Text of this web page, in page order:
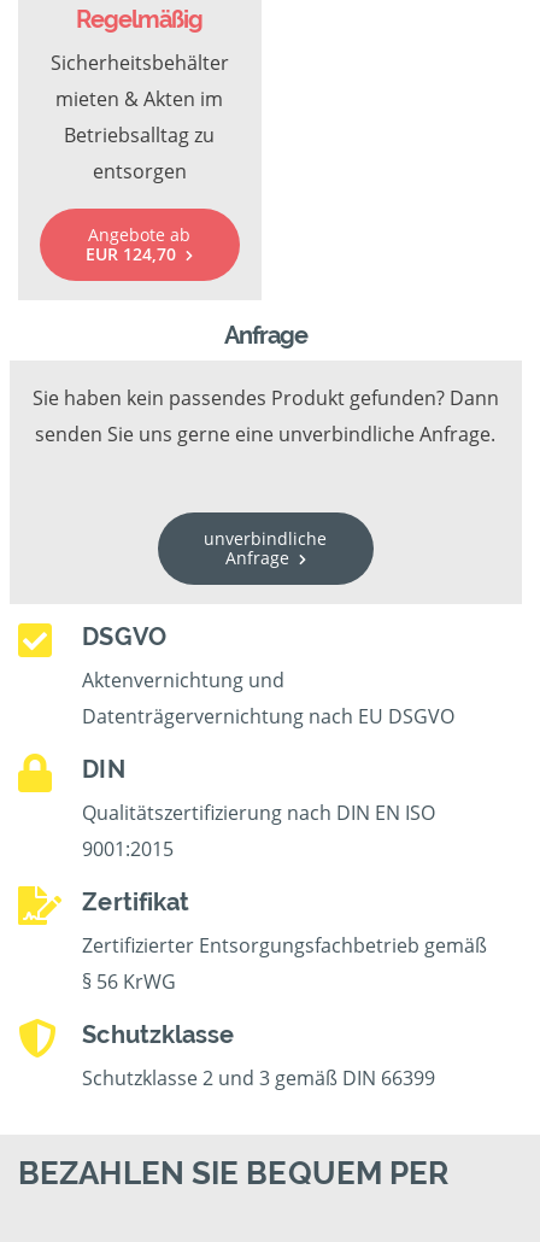
Regelmäßig
Sicherheitsbehälter
mieten & Akten im
Betriebsalltag zu
entsorgen
Angebote ab
EUR 124,70
Anfrage
Sie haben kein passendes Produkt gefunden? Dann
senden Sie uns gerne eine unverbindliche Anfrage.
unverbindliche
Anfrage
DSGVO
Aktenvernichtung und
Datenträgervernichtung nach EU DSGVO
DIN
Qualitätszertifizierung nach DIN EN ISO
9001:2015
Zertifikat
Zertifizierter Entsorgungsfachbetrieb gemäß
§ 56 KrWG
Schutzklasse
Schutzklasse 2 und 3 gemäß DIN 66399
BEZAHLEN SIE BEQUEM PER